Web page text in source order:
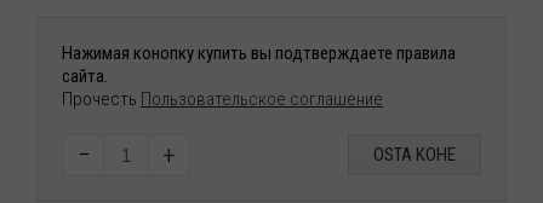
Нажимая конопку купить вы подтверждаете правила
сайта.
Прочесть Пользовательское соглашение
− + OSTA KOHE